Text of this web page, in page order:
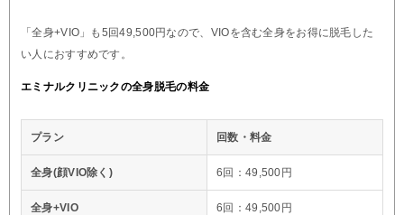
「全身+VIO」も5回49,500円なので、VIOを含む全身をお得に脱毛した
い人におすすめです。
エミナルクリニックの全身脱毛の料金
プラン 回数・料金
全身(顔VIO除く) 6回：49,500円
全身+VIO 6回：49,500円